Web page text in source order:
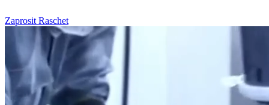
Zaprosit Raschet